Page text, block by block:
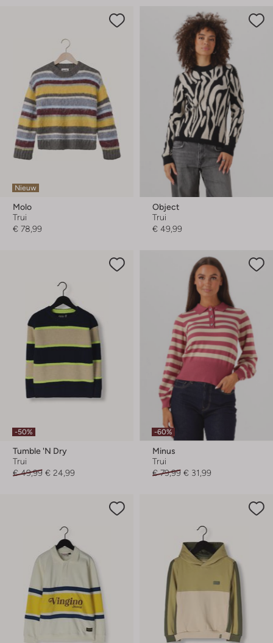
Nieuw
Molo
Trui
€ 78,99
Object
Trui
€ 49,99
-50%
Tumble 'n Dry
Trui
€ 49,99 € 24,99
-60%
Minus
Trui
€ 79,99 € 31,99